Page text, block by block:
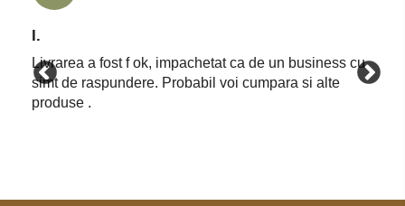
I.
Livrarea a fost f ok, impachetat ca de un business cu
simt de raspundere. Probabil voi cumpara si alte
produse .